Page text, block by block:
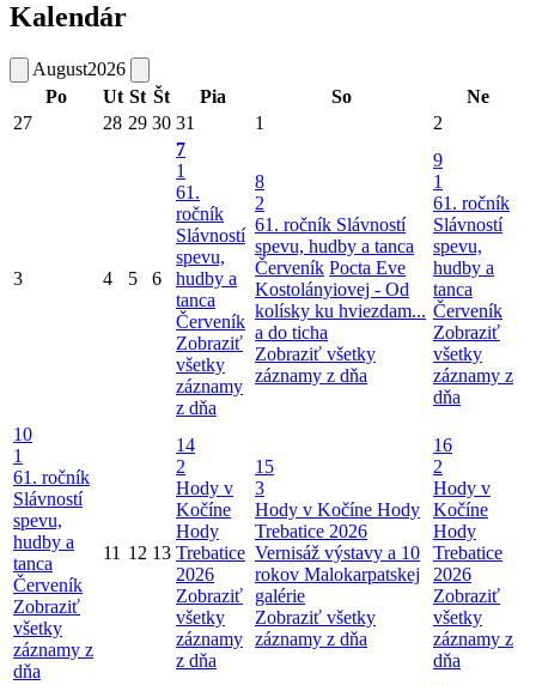
Kalendár
August2026
Po
Ut St Št Pia So
Ne
27
28 29 30 31 1 2
3 4 5 6
7
1
61.
ročník
Slávností
spevu,
hudby a
tanca
Červeník
Zobraziť
všetky
záznamy
z dňa
8
2
61. ročník Slávností
spevu, hudby a tanca
Červeník Pocta Eve
Kostolányiovej - Od
kolísky ku hviezdam...
a do ticha
Zobraziť všetky
záznamy z dňa
9
1
61. ročník
Slávností
spevu,
hudby a
tanca
Červeník
Zobraziť
všetky
záznamy z
dňa
10
1
61. ročník
Slávností
spevu,
hudby a
tanca
Červeník
Zobraziť
všetky
záznamy z
dňa
11 12 13
14
2
Hody v
Kočíne
Hody
Trebatice
2026
Zobraziť
všetky
záznamy
z dňa
15
3
Hody v Kočíne Hody
Trebatice 2026
Vernisáž výstavy a 10
rokov Malokarpatskej
galérie
Zobraziť všetky
záznamy z dňa
16
2
Hody v
Kočíne
Hody
Trebatice
2026
Zobraziť
všetky
záznamy z
dňa